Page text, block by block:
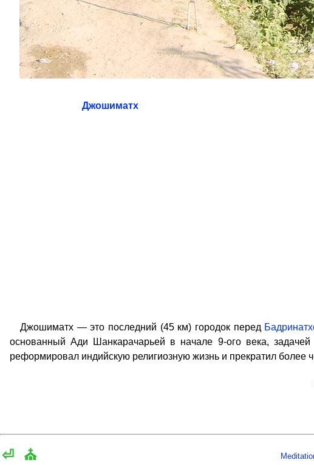
Джошиматх
Джошиматх — это последний (45 км) городок перед
основанный Ади Шанкарачарьей в начале 9-ого века,
реформировал индийскую религиозную жизнь и прекратил более
⏎ ⛪